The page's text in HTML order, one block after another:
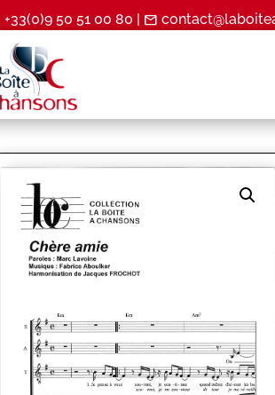
+33(0)9 50 51 00 80 | mail